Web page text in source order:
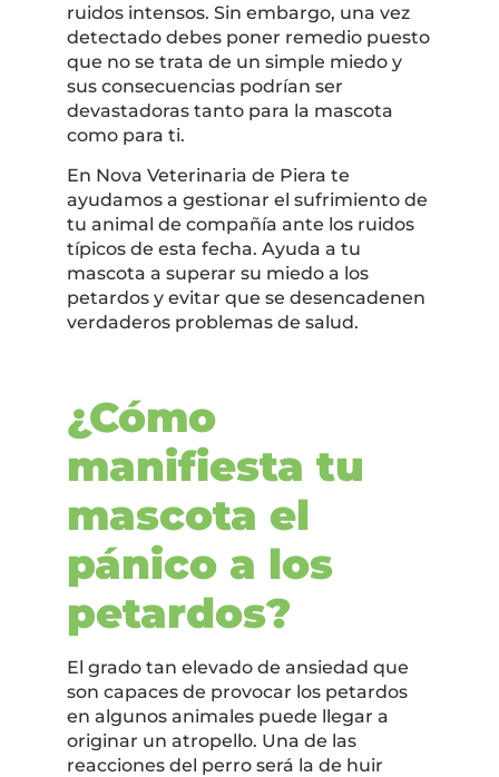
ruidos intensos. Sin embargo, una vez
detectado debes poner remedio puesto
que no se trata de un simple miedo y
sus consecuencias podrían ser
devastadoras tanto para la mascota
como para ti.
En Nova Veterinaria de Piera te
ayudamos a gestionar el sufrimiento de
tu animal de compañía ante los ruidos
típicos de esta fecha. Ayuda a tu
mascota a superar su miedo a los
petardos y evitar que se desencadenen
verdaderos problemas de salud.
¿Cómo
manifiesta tu
mascota el
pánico a los
petardos?
El grado tan elevado de ansiedad que
son capaces de provocar los petardos
en algunos animales puede llegar a
originar un atropello. Una de las
reacciones del perro será la de huir